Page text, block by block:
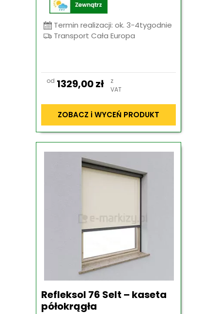
Termin realizacji: ok. 3-4tygodnie
Transport Cała Europa
od 1329,00zł
z
VAT
ZOBACZ i WYCEŃ PRODUKT
Refleksol 76 Selt – kaseta
półokrągła